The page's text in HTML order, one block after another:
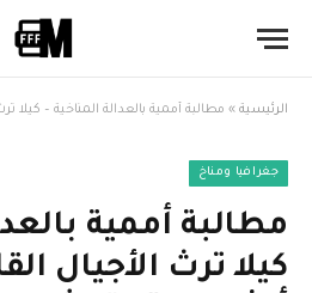
الرئيسية » مطالبة أممية بالعدالة المناخية – كيلا ترث
جغرافيا ومناخ
مطالبة أممية
كيلا ترث الأجيال